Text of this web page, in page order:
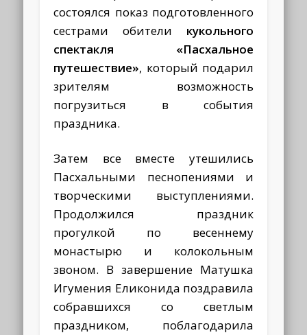
состоялся показ подготовленного
сестрами обители кукольного
спектакля «Пасхальное
путешествие», который подарил
зрителям возможность
погрузиться в события
праздника.
Затем все вместе утешились
Пасхальными песнопениями и
творческими выступлениями.
Продолжился праздник
прогулкой по весеннему
монастырю и колокольным
звоном. В завершение Матушка
Игумения Еликонида поздравила
собравшихся со светлым
праздником, поблагодарила